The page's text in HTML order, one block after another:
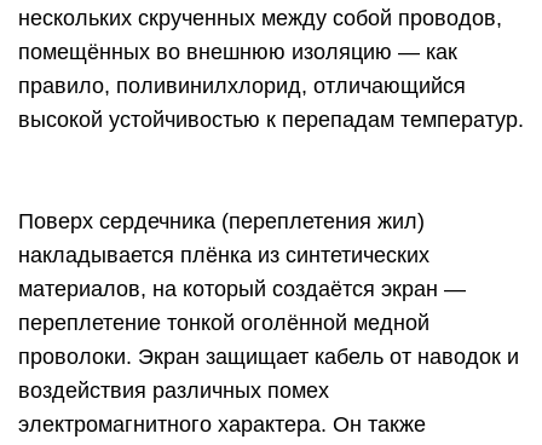
нескольких скрученных между собой проводов,
помещённых во внешнюю изоляцию — как
правило, поливинилхлорид, отличающийся
высокой устойчивостью к перепадам температур.
Поверх сердечника (переплетения жил)
накладывается плёнка из синтетических
материалов, на который создаётся экран —
переплетение тонкой оголённой медной
проволоки. Экран защищает кабель от наводок и
воздействия различных помех
электромагнитного характера. Он также